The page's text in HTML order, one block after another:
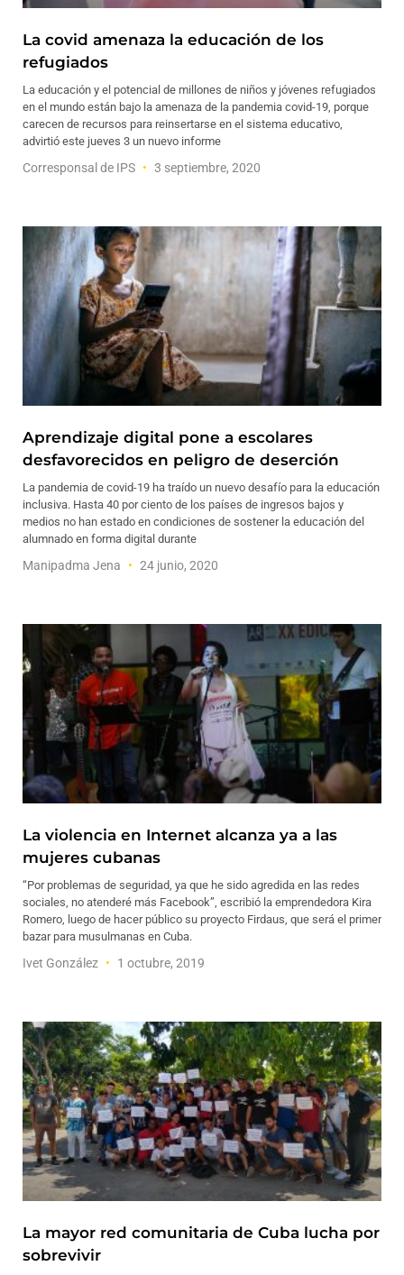
La covid amenaza la educación de los
refugiados
La educación y el potencial de millones de niños y jóvenes refugiados
en el mundo están bajo la amenaza de la pandemia covid-19, porque
carecen de recursos para reinsertarse en el sistema educativo,
advirtió este jueves 3 un nuevo informe
Corresponsal de IPS 3 septiembre, 2020
Aprendizaje digital pone a escolares
desfavorecidos en peligro de deserción
La pandemia de covid-19 ha traído un nuevo desafío para la educación
inclusiva. Hasta 40 por ciento de los países de ingresos bajos y
medios no han estado en condiciones de sostener la educación del
alumnado en forma digital durante
Manipadma Jena 24 junio, 2020
La violencia en Internet alcanza ya a las
mujeres cubanas
“Por problemas de seguridad, ya que he sido agredida en las redes
sociales, no atenderé más Facebook”, escribió la emprendedora Kira
Romero, luego de hacer público su proyecto Firdaus, que será el primer
bazar para musulmanas en Cuba.
Ivet González 1 octubre, 2019
La mayor red comunitaria de Cuba lucha por
sobrevivir